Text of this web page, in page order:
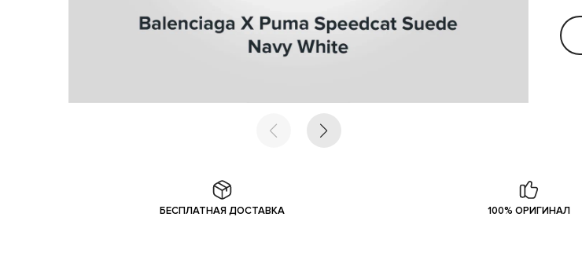
БЕСПЛАТНАЯ ДОСТАВКА 100% ОРИГИНАЛ